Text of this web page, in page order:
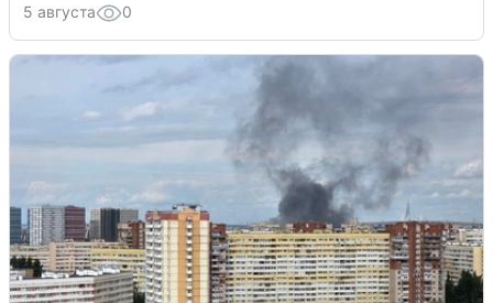
5 августа 0